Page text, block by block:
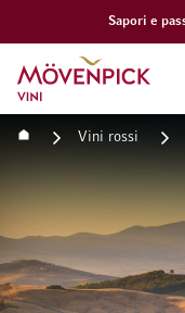
Vai alla Home Page
Home Vini rossi